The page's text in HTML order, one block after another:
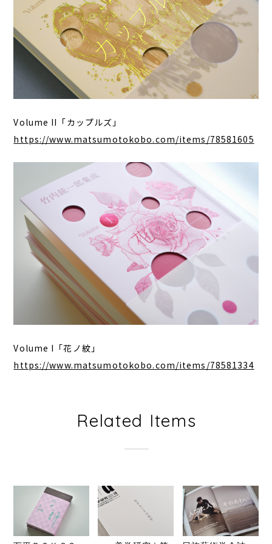
Volume II「カップルズ」
https://www.matsumotokobo.com/items/78581605
Volume I「花ノ紋」
https://www.matsumotokobo.com/items/78581334
Related Items